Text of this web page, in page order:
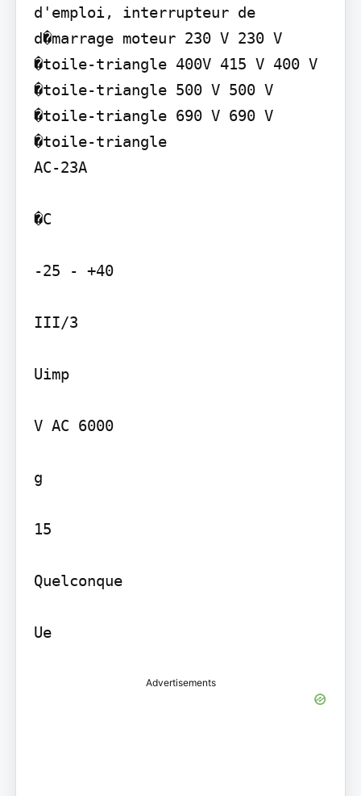
d'emploi, interrupteur de
d�marrage moteur 230 V 230 V
�toile-triangle 400V 415 V 400 V
�toile-triangle 500 V 500 V
�toile-triangle 690 V 690 V
�toile-triangle
AC-23A
�C
-25 - +40
III/3
Uimp
V AC 6000
g
15
Quelconque
Ue
Advertisements